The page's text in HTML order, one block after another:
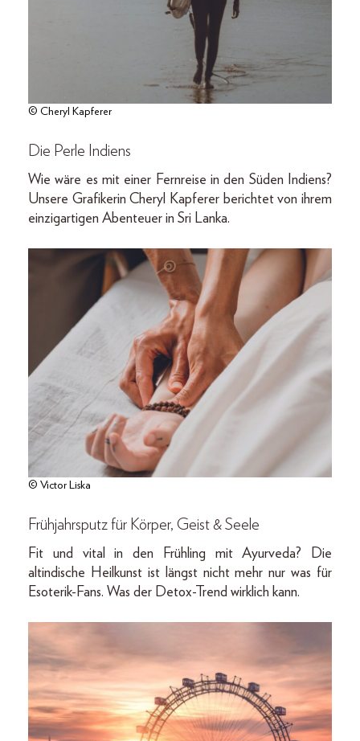
© Cheryl Kapferer
Die Perle Indiens
Wie wäre es mit einer Fernreise in den Süden Indiens?
Unsere Grafikerin Cheryl Kapferer berichtet von ihrem
einzigartigen Abenteuer in Sri Lanka.
© Victor Liska
Frühjahrsputz für Körper, Geist & Seele
Fit und vital in den Frühling mit Ayurveda? Die
altindische Heilkunst ist längst nicht mehr nur was für
Esoterik-Fans. Was der Detox-Trend wirklich kann.